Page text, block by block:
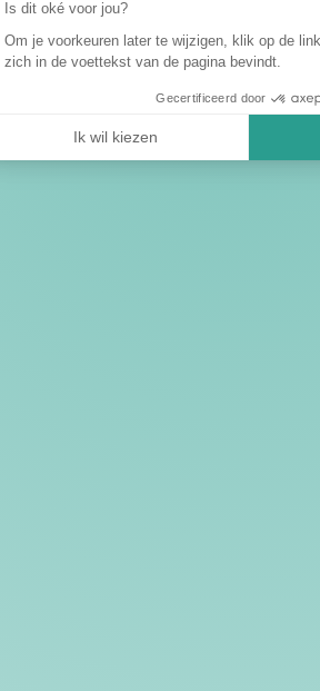
Is dit oké voor jou?
Om je voorkeuren later te wijzigen, klik op de
zich in de voettekst van de pagina bevindt.
Gecertificeerd door
Ik wil kiezen